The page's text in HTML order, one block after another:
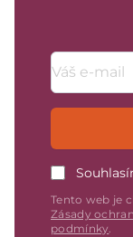
Emailová
Tento web je
Zásady
podmínky.